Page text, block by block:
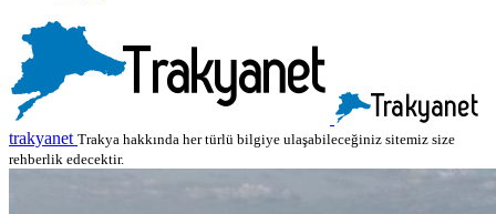
trakyanet Trakya hakkında her türlü bilgiye ulaşabileceğiniz sitemiz size
rehberlik edecektir.